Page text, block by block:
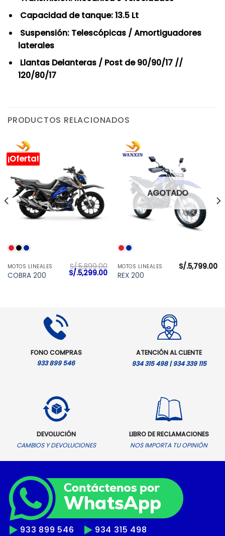
Capacidad de tanque: 13.5 Lt
Suspensión: Telescópicas / Amortiguadores
laterales
Llantas Delanteras / Post de 90/90/17 //
120/80/17
PRODUCTOS RELACIONADOS
¡Oferta!
MOTOS LINEALES
COBRA 200
S/.5,899.00
El
precio
S/.5,299.00El
precio
AGOTADO
MOTOS LINEALES
REX 200
S/.5,799.00
FONO COMPRAS
933 899 546
ATENCIÓN AL CLIENTE
934 315 498 | 934 339 115
DEVOLUCIÓN
CAMBIOS Y DEVOLUCIONES
LIBRO DE RECLAMACIONES
NOS IMPORTA TU OPINIÓN
933 899 546
934 315 498